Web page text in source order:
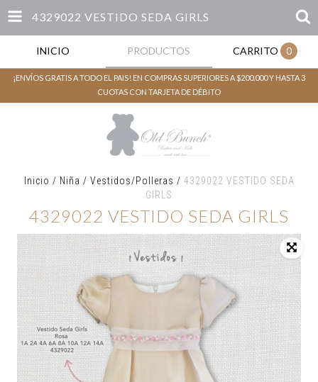
4329022 VESTIDO SEDA GIRLS
INICIO PRODUCTOS CARRITO 0
¡ENVÍOS GRATIS A TODO EL PAIS! EN COMPRAS SUPERIORES A $200.000 Y HASTA 3
CUOTAS CON TARJETA DE DÉBITO
Inicio / Niña / Vestidos/Polleras / 4329022 VESTIDO SEDA
GIRLS
4329022 VESTIDO SEDA GIRLS